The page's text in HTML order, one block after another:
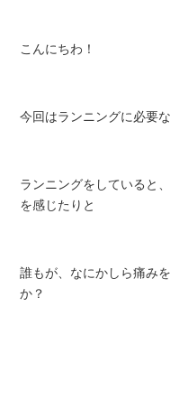
こんにちわ！
今回はランニングに必要
ランニングをしていると
を感じたりと
誰もが、なにかしら痛み
か？